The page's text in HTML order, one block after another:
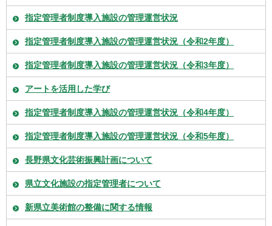
指定管理者制度導入施設の管理運営状況
指定管理者制度導入施設の管理運営状況（令和2年度）
指定管理者制度導入施設の管理運営状況（令和3年度）
アートを活用した学び
指定管理者制度導入施設の管理運営状況（令和4年度）
指定管理者制度導入施設の管理運営状況（令和5年度）
長野県文化芸術振興計画について
県立文化施設の指定管理者について
新県立美術館の整備に関する情報